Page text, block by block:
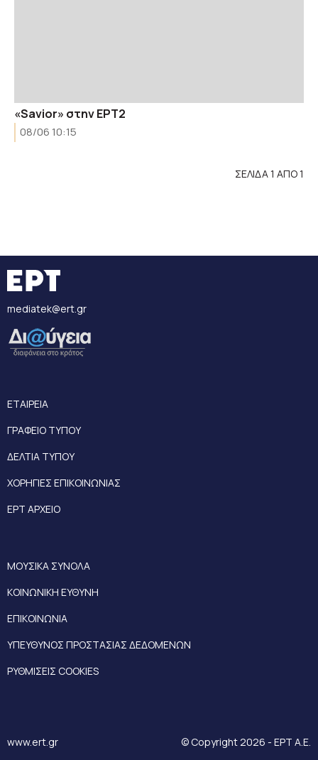
«Savior» στην ΕΡΤ2
08/06 10:15
ΣΕΛΙΔΑ 1 ΑΠΟ 1
mediatek@ert.gr
ΕΤΑΙΡΕΙΑ
ΓΡΑΦΕΙΟ ΤΥΠΟΥ
ΔΕΛΤΙΑ ΤΥΠΟΥ
ΧΟΡΗΓΙΕΣ ΕΠΙΚΟΙΝΩΝΙΑΣ
ΕΡΤ ΑΡΧΕΙΟ
ΜΟΥΣΙΚΑ ΣΥΝΟΛΑ
ΚΟΙΝΩΝΙΚΗ ΕΥΘΥΝΗ
ΕΠΙΚΟΙΝΩΝΙΑ
ΥΠΕΥΘΥΝΟΣ ΠΡΟΣΤΑΣΙΑΣ ΔΕΔΟΜΕΝΩΝ
ΡΥΘΜΙΣΕΙΣ COOKIES
www.ert.gr © Copyright 2026 - ΕΡΤ Α.Ε.